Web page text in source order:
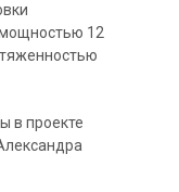
12
в проекте